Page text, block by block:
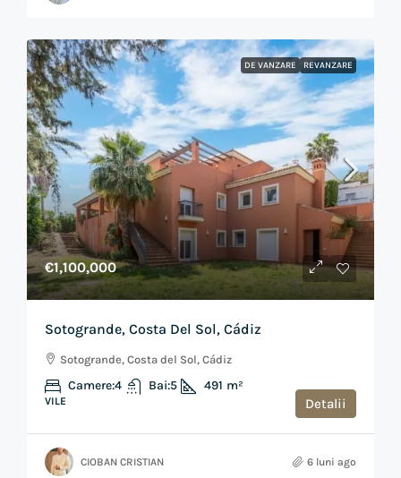
DE VANZARE REVANZARE
€1,100,000
Sotogrande, Costa Del Sol, Cádiz
Sotogrande, Costa del Sol, Cádiz
Camere:4 Bai:5 491 m²
VILE Detalii
CIOBAN CRISTIAN 6 luni ago